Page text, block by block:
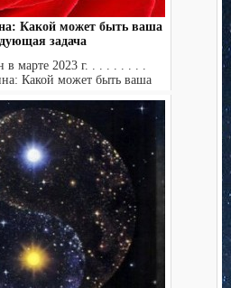
Какой может быть ваша
задача
в марте 2023 г. . . . . . . . .
Какой может быть ваша